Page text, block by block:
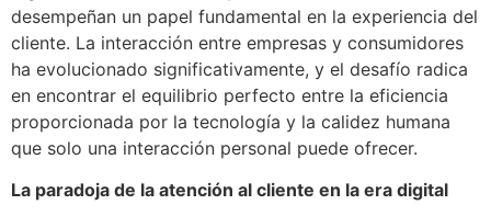
desempeñan un papel fundamental en la experiencia del
cliente. La interacción entre empresas y consumidores
ha evolucionado significativamente, y el desafío radica
en encontrar el equilibrio perfecto entre la eficiencia
proporcionada por la tecnología y la calidez humana
que solo una interacción personal puede ofrecer.
La paradoja de la atención al cliente en la era digital